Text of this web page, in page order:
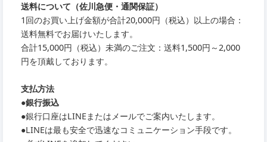
送料について（佐川急便・通関保証）
1回のお買い上げ金額が合計20,000円（税込）以上の場合：
送料無料でお届けいたします。
合計15,000円（税込）未満のご注文：送料1,500円～2,000
円を頂戴しております。
支払方法
●銀行振込
●銀行口座はLINEまたはメールでご案内いたします。
●LINEは最も安全で迅速なコミュニケーション手段です。